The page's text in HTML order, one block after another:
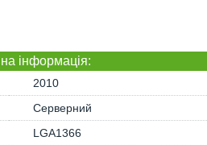
iнформація:
2010
Серверний
LGA1366